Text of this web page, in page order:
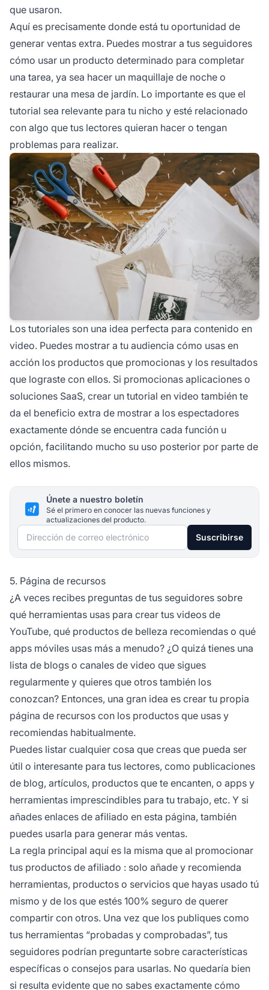
que usaron.
Aquí es precisamente donde está tu oportunidad de
generar ventas extra. Puedes mostrar a tus seguidores
cómo usar un producto determinado para completar
una tarea, ya sea hacer un maquillaje de noche o
restaurar una mesa de jardín. Lo importante es que el
tutorial sea relevante para tu nicho y esté relacionado
con algo que tus lectores quieran hacer o tengan
problemas para realizar.
Los tutoriales son una idea perfecta para contenido en
video. Puedes mostrar a tu audiencia cómo usas en
acción los productos que promocionas y los resultados
que lograste con ellos. Si promocionas aplicaciones o
soluciones SaaS, crear un tutorial en video también te
da el beneficio extra de mostrar a los espectadores
exactamente dónde se encuentra cada función u
opción, facilitando mucho su uso posterior por parte de
ellos mismos.
Únete a nuestro boletín
Sé el primero en conocer las nuevas funciones y
actualizaciones del producto.
Dirección de correo electrónico Suscribirse
5. Página de recursos
¿A veces recibes preguntas de tus seguidores sobre
qué herramientas usas para crear tus videos de
YouTube, qué productos de belleza recomiendas o qué
apps móviles usas más a menudo? ¿O quizá tienes una
lista de blogs o canales de video que sigues
regularmente y quieres que otros también los
conozcan? Entonces, una gran idea es crear tu propia
página de recursos con los productos que usas y
recomiendas habitualmente.
Puedes listar cualquier cosa que creas que pueda ser
útil o interesante para tus lectores, como publicaciones
de blog, artículos, productos que te encanten, o apps y
herramientas imprescindibles para tu trabajo, etc. Y si
añades enlaces de afiliado en esta página, también
puedes usarla para generar más ventas.
La regla principal aquí es la misma que al promocionar
tus productos de afiliado : solo añade y recomienda
herramientas, productos o servicios que hayas usado tú
mismo y de los que estés 100% seguro de querer
compartir con otros. Una vez que los publiques como
tus herramientas “probadas y comprobadas”, tus
seguidores podrían preguntarte sobre características
específicas o consejos para usarlas. No quedaría bien
si resulta evidente que no sabes exactamente cómo